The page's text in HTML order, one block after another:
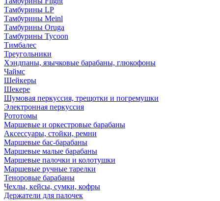
Тамбурины LP
Тамбурины Meinl
Тамбурины Oruga
Тамбурины Tycoon
Тимбалес
Треугольники
Хэндпаны, язычковые барабаны, глюкофоны
Чаймс
Шейкеры
Шекере
Шумовая перкуссия, трещотки и погремушки
Электронная перкуссия
Рототомы
Маршевые и оркестровые барабаны
Аксессуары, стойки, ремни
Маршевые бас-барабаны
Маршевые малые барабаны
Маршевые палочки и колотушки
Маршевые ручные тарелки
Теноровые барабаны
Чехлы, кейсы, сумки, кофры
Держатели для палочек